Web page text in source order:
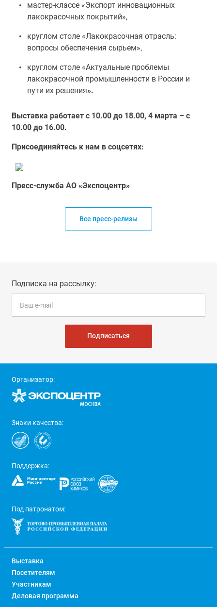
мастер-классе «Экспорт инновационных
лакокрасочных покрытий»,
круглом столе «Лакокрасочная отрасль:
вопросы обеспечения сырьем»,
круглом столе «Актуальные проблемы
лакокрасочной промышленности в России и
пути их решения».
Выставка работает с 10.00 до 18.00, 4 марта – с
10.00 до 16.00.
Присоединяйтесь к нам в соцсетях:
Пресс-служба АО «Экспоцентр»
Все пресс-релизы
Подписка на рассылку:
Подписаться
Организатор:
Знаки качества:
Поддержка:
Под патронатом:
Выставка
Посетителям
Участникам
Деловая программа